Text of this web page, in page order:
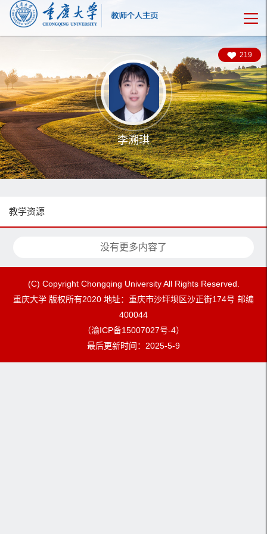
219
李溯琪
教学资源
没有更多内容了
(C) Copyright Chongqing University All Rights Reserved.
重庆大学 版权所有2020 地址：重庆市沙坪坝区沙正街174号 邮编
400044
（渝ICP备15007027号-4）
最后更新时间： 2025-5-9